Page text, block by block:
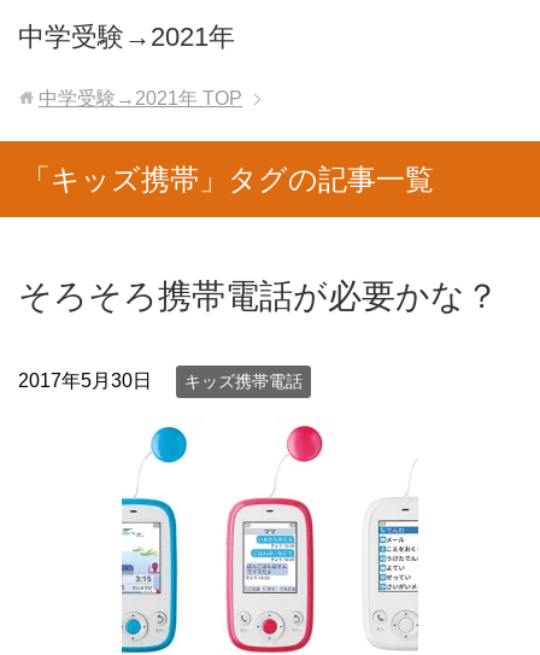
中学受験→2021年
中学受験→2021年 TOP
「キッズ携帯」タグの記事一覧
そろそろ携帯電話が必要かな？
2017年5月30日 キッズ携帯電話